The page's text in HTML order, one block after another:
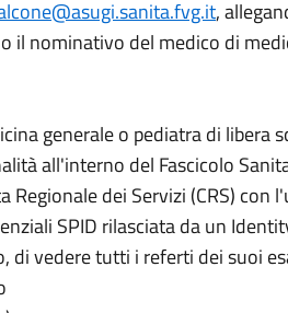
,
il nominativo del medico di
generale o pediatra di libera
all'interno del Fascicolo
Regionale dei Servizi (CRS) con
SPID rilasciata da un
di vedere tutti i referti dei suoi